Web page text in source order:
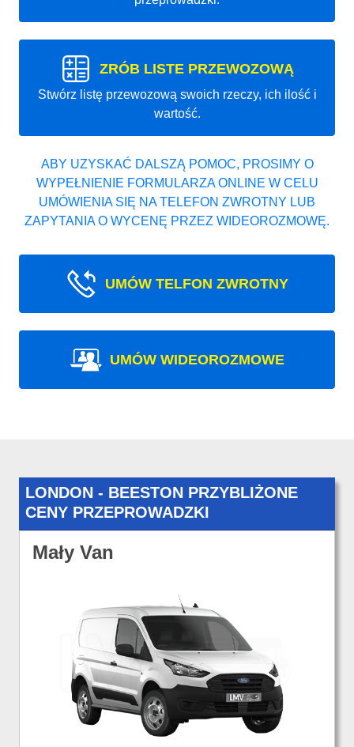
ZRÓB LISTE PRZEWOZOWĄ
Stwórz listę przewozową swoich rzeczy, ich ilość i
wartość.
ABY UZYSKAĆ DALSZĄ POMOC, PROSIMY O
WYPEŁNIENIE FORMULARZA ONLINE W CELU
UMÓWIENIA SIĘ NA TELEFON ZWROTNY LUB
ZAPYTANIA O WYCENĘ PRZEZ WIDEOROZMOWĘ.
UMÓW TELFON ZWROTNY
UMÓW WIDEOROZMOWE
LONDON - BEESTON PRZYBLIŻONE
CENY PRZEPROWADZKI
Mały Van